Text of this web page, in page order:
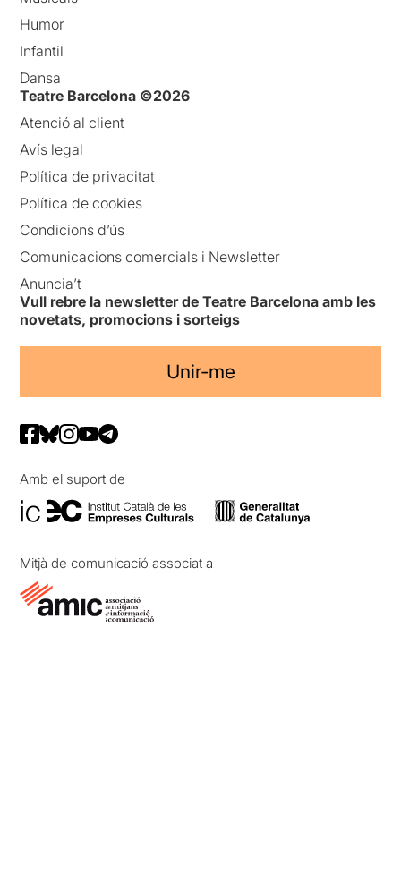
Humor
Infantil
Dansa
Teatre Barcelona ©2026
Atenció al client
Avís legal
Política de privacitat
Política de cookies
Condicions d’ús
Comunicacions comercials i Newsletter
Anuncia’t
Vull rebre la newsletter de Teatre Barcelona amb les
novetats, promocions i sorteigs
Unir-me
Amb el suport de
Mitjà de comunicació associat a